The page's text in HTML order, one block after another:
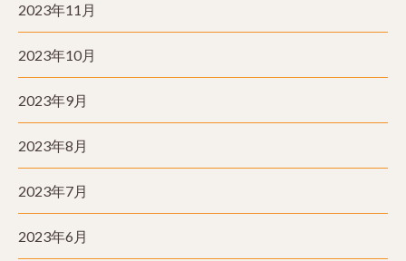
2023年11月
2023年10月
2023年9月
2023年8月
2023年7月
2023年6月